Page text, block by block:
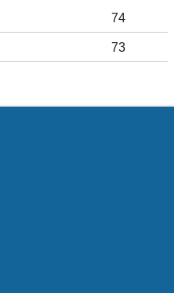
74
73